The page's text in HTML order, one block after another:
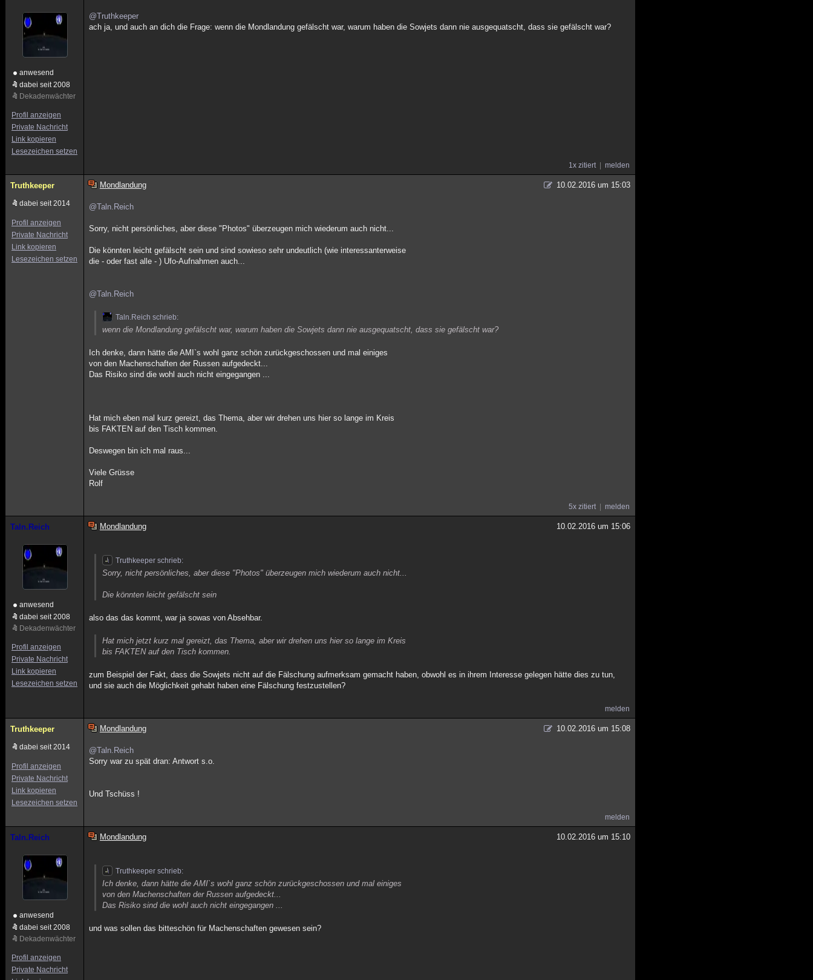
anwesend
dabei seit 2008
Dekadenwächter
Profil anzeigen
Private Nachricht
Link kopieren
Lesezeichen setzen
@Truthkeeper
ach ja, und auch an dich die Frage: wenn die Mondlandung gefälscht war, warum haben die Sowjets dann nie ausgequatscht, dass sie gefälscht war?
1x zitiert melden
Truthkeeper
dabei seit 2014
Profil anzeigen
Private Nachricht
Link kopieren
Lesezeichen setzen
Mondlandung 10.02.2016 um 15:03
@Taln.Reich
Sorry, nicht persönliches, aber diese "Photos" überzeugen mich wiederum auch nicht...
Die könnten leicht gefälscht sein und sind sowieso sehr undeutlich (wie interessanterweise
die - oder fast alle - ) Ufo-Aufnahmen auch...
@Taln.Reich
Taln.Reich schrieb:
wenn die Mondlandung gefälscht war, warum haben die Sowjets dann nie ausgequatscht, dass sie gefälscht war?
Ich denke, dann hätte die AMI`s wohl ganz schön zurückgeschossen und mal einiges
von den Machenschaften der Russen aufgedeckt...
Das Risiko sind die wohl auch nicht eingegangen ...
Hat mich eben mal kurz gereizt, das Thema, aber wir drehen uns hier so lange im Kreis
bis FAKTEN auf den Tisch kommen.
Deswegen bin ich mal raus...
Viele Grüsse
Rolf
5x zitiert melden
Taln.Reich
anwesend
dabei seit 2008
Dekadenwächter
Profil anzeigen
Private Nachricht
Link kopieren
Lesezeichen setzen
Mondlandung 10.02.2016 um 15:06
Truthkeeper schrieb:
Sorry, nicht persönliches, aber diese "Photos" überzeugen mich wiederum auch nicht...
Die könnten leicht gefälscht sein
also das das kommt, war ja sowas von Absehbar.
Hat mich jetzt kurz mal gereizt, das Thema, aber wir drehen uns hier so lange im Kreis
bis FAKTEN auf den Tisch kommen.
zum Beispiel der Fakt, dass die Sowjets nicht auf die Fälschung aufmerksam gemacht haben, obwohl es in ihrem Interesse gelegen hätte dies zu tun,
und sie auch die Möglichkeit gehabt haben eine Fälschung festzustellen?
melden
Truthkeeper
dabei seit 2014
Profil anzeigen
Private Nachricht
Link kopieren
Lesezeichen setzen
Mondlandung 10.02.2016 um 15:08
@Taln.Reich
Sorry war zu spät dran: Antwort s.o.
Und Tschüss !
melden
Taln.Reich
anwesend
dabei seit 2008
Dekadenwächter
Profil anzeigen
Private Nachricht
Mondlandung 10.02.2016 um 15:10
Truthkeeper schrieb:
Ich denke, dann hätte die AMI`s wohl ganz schön zurückgeschossen und mal einiges
von den Machenschaften der Russen aufgedeckt...
Das Risiko sind die wohl auch nicht eingegangen ...
und was sollen das bitteschön für Machenschaften gewesen sein?